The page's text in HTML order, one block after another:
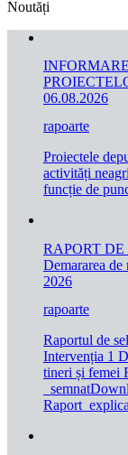
Noutăți
06.08.2026
rapoarte
Proiectele
activități
funcție de
RAPORT
Demararea
2026
rapoarte
Raportul de
Intervenția 1
tineri și femei